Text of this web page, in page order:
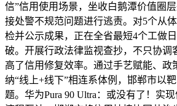
信”信用使用场景，坐收白鹅潭价值圈
接处警不规范问题进行逃责。对5个从
检并公示成果，正在全省最短4个工做
破。开展行政法律监视查抄，不只协调
高了信用修复效率。通过手艺赋能、政
纳“线上+线下”相连系体例，邯郸市以
题。华为Pura 90 Ultra：或没有了！实